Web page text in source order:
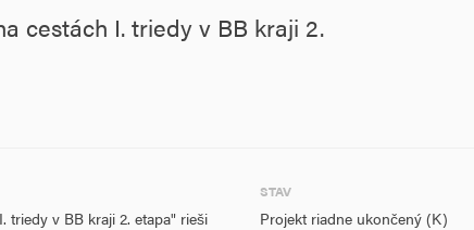
cestách I. triedy v BB kraji 2.
triedy v BB kraji 2. etapa" rieši
STAV
Projekt riadne ukončený (K)